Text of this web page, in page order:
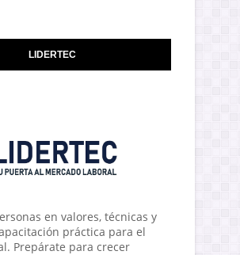
LIDERTEC
en valores, técnicas y
práctica para el
Prepárate para crecer